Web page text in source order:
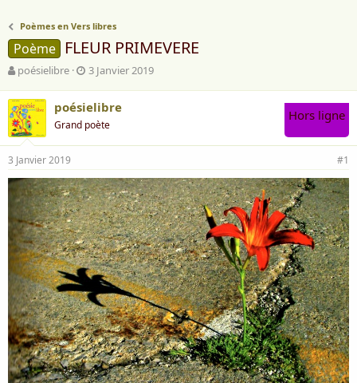
Poèmes en Vers libres
Poème FLEUR PRIMEVERE
A
t
e
u
r
d
e
l
a
d
i
s
c
u
s
s
i
o
n
poésielibre
D
e
d
é
b
u
t
3 Janvier 2019
poésielibre
Grand poète
Hors ligne
3 Janvier 2019 #1